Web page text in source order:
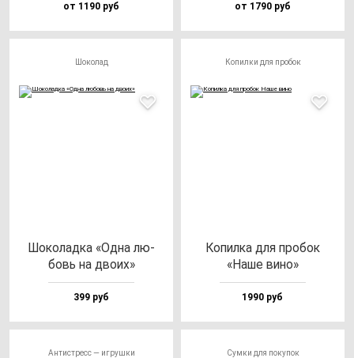
от 1190 руб от 1790 руб
Шоколад
Шоко­лад­ка «Одна лю­
бовь на дво­их»
399 руб
Копилки для пробок
Копил­ка для про­бок
«Наше ви­но»
1990 руб
Антистресс — игрушки Сумки для покупок